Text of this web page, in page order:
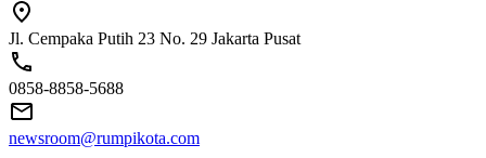
Jl. Cempaka Putih 23 No. 29 Jakarta Pusat
0858-8858-5688
newsroom@rumpikota.com